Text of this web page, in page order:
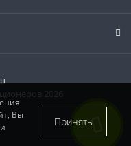
2026
Вы
Принять